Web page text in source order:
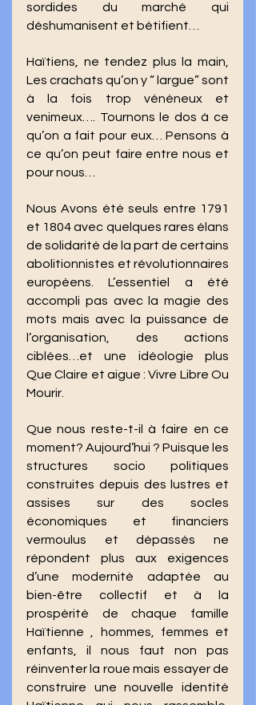
sordides du marché qui
déshumanisent et bétifient…
Haïtiens, ne tendez plus la main,
Les crachats qu’on y “ largue” sont
à la fois trop vénéneux et
venimeux…. Tournons le dos á ce
qu’on a fait pour eux… Pensons à
ce qu’on peut faire entre nous et
pour nous…
Nous Avons été seuls entre 1791
et 1804 avec quelques rares élans
de solidarité de la part de certains
abolitionnistes et révolutionnaires
européens. L’essentiel a été
accompli pas avec la magie des
mots mais avec la puissance de
l’organisation, des actions
ciblées…et une idéologie plus
Que Claire et aigue : Vivre Libre Ou
Mourir.
Que nous reste-t-il à faire en ce
moment? Aujourd’hui ? Puisque les
structures socio politiques
construites depuis des lustres et
assises sur des socles
économiques et financiers
vermoulus et dépassés ne
répondent plus aux exigences
d’une modernité adaptée au
bien-être collectif et à la
prospérité de chaque famille
Haïtienne , hommes, femmes et
enfants, il nous faut non pas
réinventer la roue mais essayer de
construire une nouvelle identité